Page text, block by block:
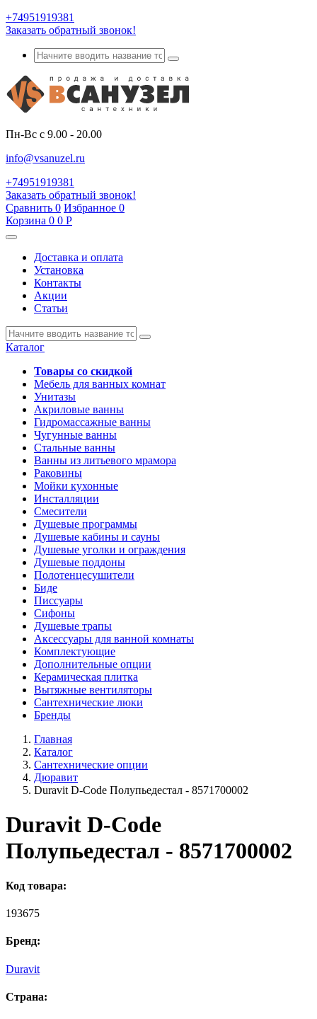
+74951919381
Заказать обратный звонок!
Пн-Вс с 9.00 - 20.00
info@vsanuzel.ru
+74951919381
Заказать обратный звонок!
Сравнить 0 Избранное 0
Корзина 0 0 Р
Доставка и оплата
Установка
Контакты
Акции
Статьи
Каталог
Товары со скидкой
Мебель для ванных комнат
Унитазы
Акриловые ванны
Гидромассажные ванны
Чугунные ванны
Стальные ванны
Ванны из литьевого мрамора
Раковины
Мойки кухонные
Инсталляции
Смесители
Душевые программы
Душевые кабины и сауны
Душевые уголки и ограждения
Душевые поддоны
Полотенцесушители
Биде
Писсуары
Сифоны
Душевые трапы
Аксессуары для ванной комнаты
Комплектующие
Дополнительные опции
Керамическая плитка
Вытяжные вентиляторы
Сантехнические люки
Бренды
Главная
Каталог
Сантехнические опции
Дюравит
Duravit D-Code Полупьедестал - 8571700002
Duravit D-Code
Полупьедестал - 8571700002
Код товара:
193675
Бренд:
Duravit
Страна: